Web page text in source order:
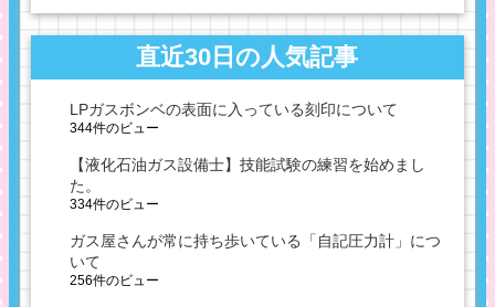
直近30日の人気記事
LPガスボンベの表面に入っている刻印について
344件のビュー
【液化石油ガス設備士】技能試験の練習を始めまし
た。
334件のビュー
ガス屋さんが常に持ち歩いている「自記圧力計」につ
いて
256件のビュー